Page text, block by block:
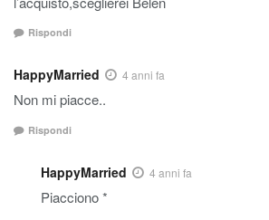
Rispondi
HappyMarried 4 anni fa
Non mi piacce..
Rispondi
HappyMarried 4 anni fa
Piacciono *